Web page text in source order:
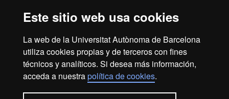
Este sitio web usa cookies
La web de la Universitat Autònoma de Barcelona
utiliza cookies propias y de terceros con fines
técnicos y analíticos. Si desea más información,
acceda a nuestrapolítica de cookies.
sugerencias, quejas y felicitaciones sobre el funcionamiento de la
Programas de movilidad e intercambio de la UAB